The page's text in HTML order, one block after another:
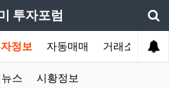
투자포럼
정보 자동매매 거래소
스 시황정보